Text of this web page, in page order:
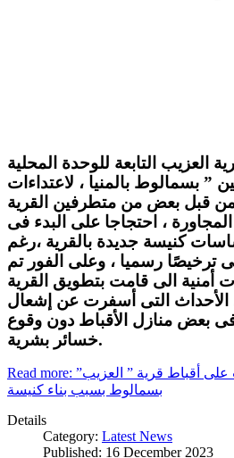
العزيب التابعة للوحدة المحلية
” بسمالوط بالمنيا ، لاعتداءات
من قبل بعض من متطرفين القرية
، احتجاجا على البدء فى
كنيسة جديدة بالقرية ،رغم
ترخيصًا رسميا ، وعلى الفور تم
أمنية الى قامت بتطويق القرية
التى أسفرت عن إشعال
فى بعض منازل الأقباط دون وقوع
خسائر بشرية.
Read more: اعتداءات على أقباط قرية ” العزيب”
بسمالوط بسبب بناء كنيسة
Details
Category: Latest News
Published: 16 December 2023